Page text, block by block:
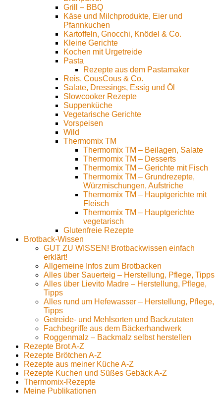
Grill – BBQ
Käse und Milchprodukte, Eier und
Pfannkuchen
Kartoffeln, Gnocchi, Knödel & Co.
Kleine Gerichte
Kochen mit Urgetreide
Pasta
Rezepte aus dem Pastamaker
Reis, CousCous & Co.
Salate, Dressings, Essig und Öl
Slowcooker Rezepte
Suppenküche
Vegetarische Gerichte
Vorspeisen
Wild
Thermomix TM
Thermomix TM – Beilagen, Salate
Thermomix TM – Desserts
Thermomix TM – Gerichte mit Fisch
Thermomix TM – Grundrezepte,
Würzmischungen, Aufstriche
Thermomix TM – Hauptgerichte mit
Fleisch
Thermomix TM – Hauptgerichte
vegetarisch
Glutenfreie Rezepte
Brotback-Wissen
GUT ZU WISSEN! Brotbackwissen einfach
erklärt!
Allgemeine Infos zum Brotbacken
Alles über Sauerteig – Herstellung, Pflege, Tipps
Alles über Lievito Madre – Herstellung, Pflege,
Tipps
Alles rund um Hefewasser – Herstellung, Pflege,
Tipps
Getreide- und Mehlsorten und Backzutaten
Fachbegriffe aus dem Bäckerhandwerk
Roggenmalz – Backmalz selbst herstellen
Rezepte Brot A-Z
Rezepte Brötchen A-Z
Rezepte aus meiner Küche A-Z
Rezepte Kuchen und Süßes Gebäck A-Z
Thermomix-Rezepte
Meine Publikationen